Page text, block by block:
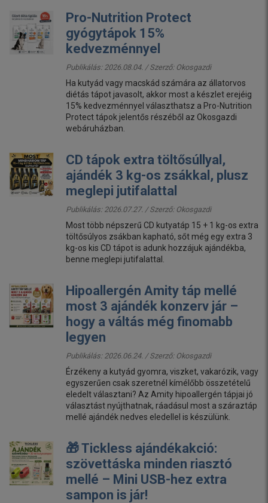
Pro-Nutrition Protect
gyógytápok 15%
kedvezménnyel
Publikálás: 2026.08.04. / Szerző: Okosgazdi
Ha kutyád vagy macskád számára az állatorvos
diétás tápot javasolt, akkor most a készlet erejéig
15% kedvezménnyel választhatsz a Pro-Nutrition
Protect tápok jelentős részéből az Okosgazdi
webáruházban.
CD tápok extra töltősúllyal,
ajándék 3 kg-os zsákkal, plusz
meglepi jutifalattal
Publikálás: 2026.07.27. / Szerző: Okosgazdi
Most több népszerű CD kutyatáp 15 + 1 kg-os extra
töltősúlyos zsákban kapható, sőt még egy extra 3
kg-os kis CD tápot is adunk hozzájuk ajándékba,
benne meglepi jutifalattal.
Hipoallergén Amity táp mellé
most 3 ajándék konzerv jár –
hogy a váltás még finomabb
legyen
Publikálás: 2026.06.24. / Szerző: Okosgazdi
Érzékeny a kutyád gyomra, viszket, vakarózik, vagy
egyszerűen csak szeretnél kímélőbb összetételű
eledelt választani? Az Amity hipoallergén tápjai jó
választást nyújthatnak, ráadásul most a száraztáp
mellé ajándék nedves eledellel is készülünk.
🎁 Tickless ajándékakció:
szövettáska minden riasztó
mellé – Mini USB-hez extra
sampon is jár!